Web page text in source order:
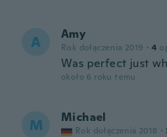
A Amy
Rok dołączenia 2019 · 4
Was perfect just
około 6 roku temu
M Michael
Rok dołączenia 2018 ·